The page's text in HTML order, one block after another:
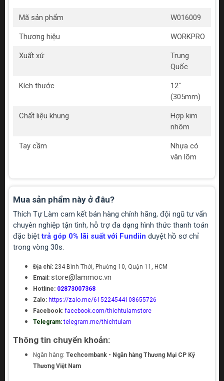
Mã sản phẩm W016009
Thương hiệu WORKPRO
Xuất xứ
Trung
Quốc
Kích thước
12"
(305mm)
Chất liệu khung
Hợp kim
nhôm
Tay cầm
Nhựa có
vân lõm
Mua sản phẩm này ở đâu?
Thích Tự Làm cam kết bán hàng chính hãng, đội ngũ tư vấn
chuyên nghiệp tận tình, hỗ trợ đa dạng hình thức thanh toán
đặc biệttrả góp 0% lãi suất với Fundiin duyệt hồ sơ chỉ
trong vòng 30s.
Địa chỉ: 234 Bình Thới, Phường 10, Quận 11, HCM
Email: store@lammoc.vn
Hotline: 02873007368
Zalo: https://zalo.me/615224544108655726
Facebook:facebook.com/thichtulamstore
Telegram: telegram.me/thichtulam
Thông tin chuyển khoản:
Ngân hàng: Techcombank - Ngân hàng Thương Mại CP Kỹ
Thương Việt Nam